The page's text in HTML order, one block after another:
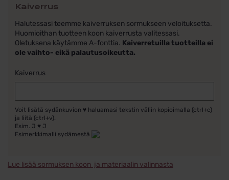
Kaiverrus
Halutessasi teemme kaiverruksen sormukseen veloituksetta.
Huomioithan tuotteen koon kaiverrusta valitessasi.
Oletuksena käytämme A-fonttia. Kaiverretuilla tuotteilla ei
ole vaihto- eikä palautusoikeutta.
Kaiverrus
Voit lisätä sydänkuvion ♥ haluamasi tekstin väliin kopioimalla (ctrl+c)
ja liitä (ctrl+v).
Esim. J ♥ J
Esimerkkimalli sydämestä
Lue lisää sormuksen koon ja materiaalin valinnasta